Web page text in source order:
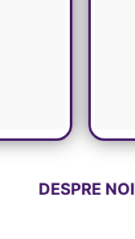
DESPRE NOI